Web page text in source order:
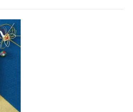
会員登録